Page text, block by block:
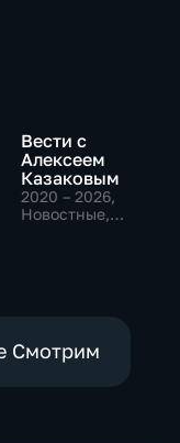
Вести с
Алексеем
Казаковым
2020 – 2026,
Новостные,
Смотрим